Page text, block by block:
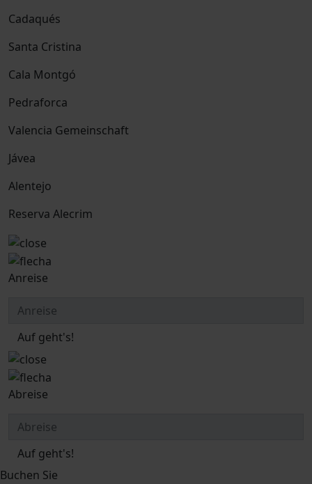
Cadaqués
Santa Cristina
Cala Montgó
Pedraforca
Valencia Gemeinschaft
Jávea
Alentejo
Reserva Alecrim
Anreise
Auf geht's!
Abreise
Auf geht's!
Buchen Sie